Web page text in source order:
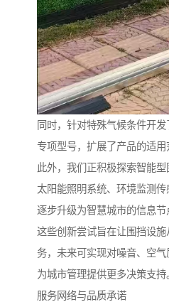
同时，针对特殊气候条件开
专项型号，扩展了产品的适用
此外，我们正积极探索智能
太阳能照明系统、环境监测
逐步升级为智慧城市的信息节
这些创新尝试旨在让围挡设
务，未来可实现对噪音、空气
为城市管理提供更多决策支持
服务网络与品质承诺